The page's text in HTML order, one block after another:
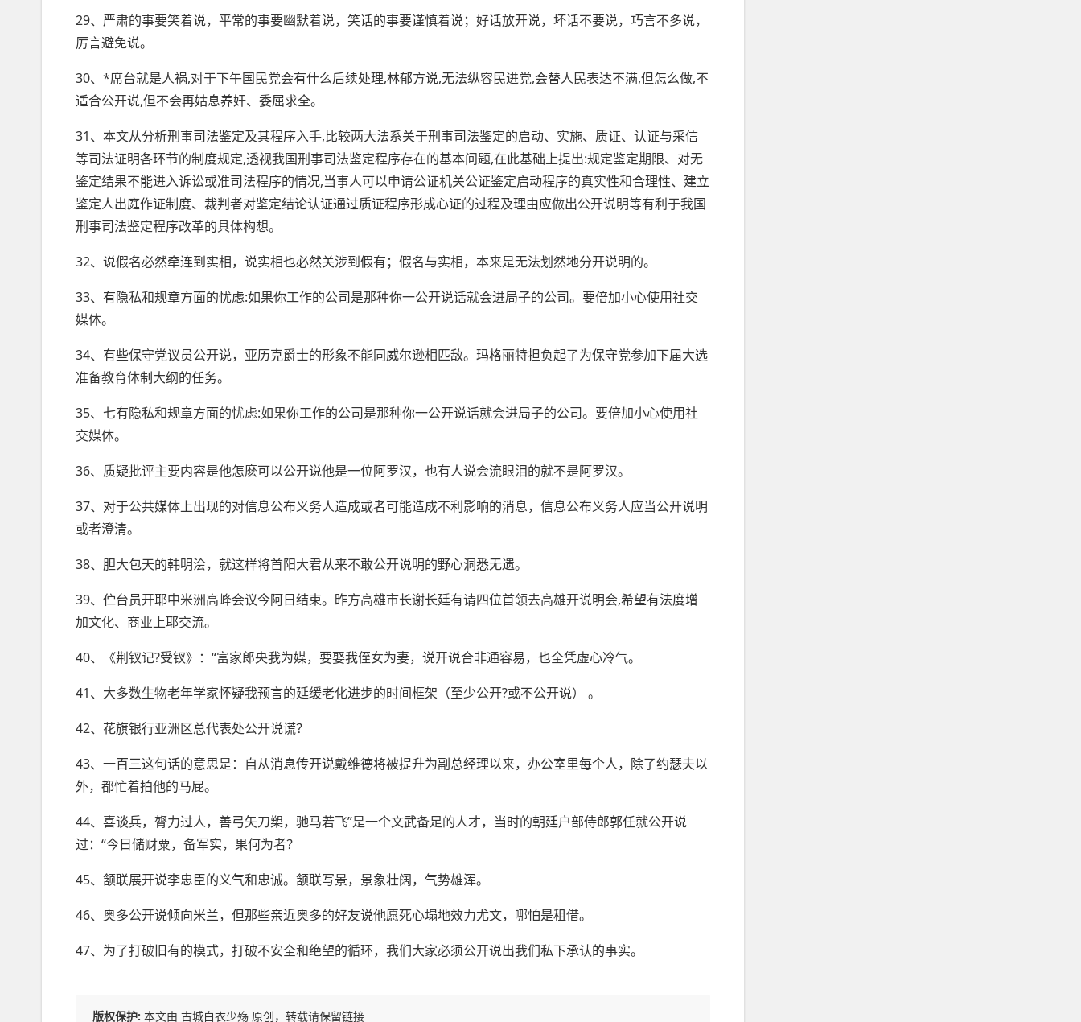
29、严肃的事要笑着说，平常的事要幽默着说，笑话的事要谨慎着说；好话放开说，坏话不要说，巧言不多说，
厉言避免说。
30、*席台就是人祸,对于下午国民党会有什么后续处理,林郁方说,无法纵容民进党,会替人民表达不满,但怎么做,不
适合公开说,但不会再姑息养奸、委屈求全。
31、本文从分析刑事司法鉴定及其程序入手,比较两大法系关于刑事司法鉴定的启动、实施、质证、认证与采信
等司法证明各环节的制度规定,透视我国刑事司法鉴定程序存在的基本问题,在此基础上提出:规定鉴定期限、对无
鉴定结果不能进入诉讼或准司法程序的情况,当事人可以申请公证机关公证鉴定启动程序的真实性和合理性、建立
鉴定人出庭作证制度、裁判者对鉴定结论认证通过质证程序形成心证的过程及理由应做出公开说明等有利于我国
刑事司法鉴定程序改革的具体构想。
32、说假名必然牵连到实相，说实相也必然关涉到假有；假名与实相，本来是无法划然地分开说明的。
33、有隐私和规章方面的忧虑:如果你工作的公司是那种你一公开说话就会进局子的公司。要倍加小心使用社交
媒体。
34、有些保守党议员公开说，亚历克爵士的形象不能同威尔逊相匹敌。玛格丽特担负起了为保守党参加下届大选
准备教育体制大纲的任务。
35、七有隐私和规章方面的忧虑:如果你工作的公司是那种你一公开说话就会进局子的公司。要倍加小心使用社
交媒体。
36、质疑批评主要内容是他怎麽可以公开说他是一位阿罗汉，也有人说会流眼泪的就不是阿罗汉。
37、对于公共媒体上出现的对信息公布义务人造成或者可能造成不利影响的消息，信息公布义务人应当公开说明
或者澄清。
38、胆大包天的韩明浍， 就这样将首阳大君从来不敢公开说明的野心洞悉无遗。
39、伫台员开耶中米洲高峰会议今阿日结束。昨方高雄市长谢长廷有请四位首领去高雄开说明会,希望有法度增
加文化、商业上耶交流。
40、《荆钗记?受钗》：“富家郎央我为媒，要娶我侄女为妻，说开说合非通容易，也全凭虚心冷气。
41、大多数生物老年学家怀疑我预言的延缓老化进步的时间框架（至少公开?或不公开说） 。
42、花旗银行亚洲区总代表处公开说谎？
43、一百三这句话的意思是：自从消息传开说戴维德将被提升为副总经理以来，办公室里每个人，除了约瑟夫以
外，都忙着拍他的马屁。
44、喜谈兵，膂力过人，善弓矢刀槊，驰马若飞”是一个文武备足的人才，当时的朝廷户部侍郎郭任就公开说
过：“今日储财粟，备军实，果何为者？
45、颔联展开说李忠臣的义气和忠诚。颔联写景，景象壮阔，气势雄浑。
46、奥多公开说倾向米兰，但那些亲近奥多的好友说他愿死心塌地效力尤文，哪怕是租借。
47、为了打破旧有的模式，打破不安全和绝望的循环，我们大家必须公开说出我们私下承认的事实。
版权保护: 本文由 古城白衣少殇 原创，转载请保留链接